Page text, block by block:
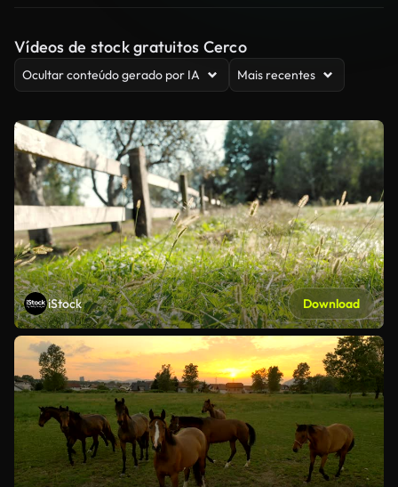
Vídeos de stock gratuitos Cerco
Ocultar conteúdo gerado por IA Mais recentes
iStock Download